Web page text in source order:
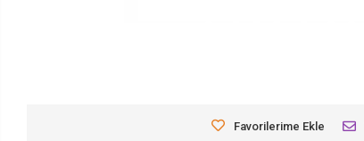
Favorilerime Ekle